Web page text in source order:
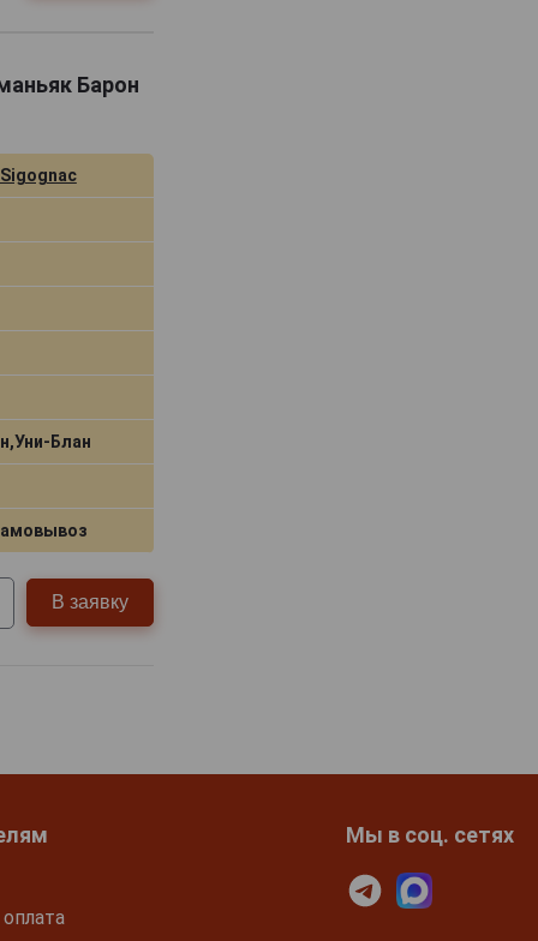
Барон
Блан
В заявку
Мы в соц. сетях